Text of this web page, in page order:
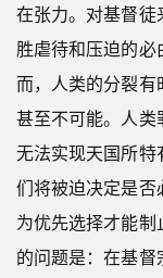
在张力。对基督
胜虐待和压迫的
而，人类的分裂
甚至不可能。人类
无法实现天国所
们将被迫决定是
为优先选择才能
的问题是：在基